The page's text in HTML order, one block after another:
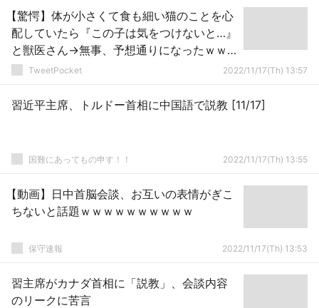
【驚愕】体が小さくて食も細い猫のことを心
配していたら『この子は気をつけないと…』
と獣医さん→無事、予想通りになったｗｗ
ｗ TweetPocket 2022/11/17(Th) 13:57
習近平主席、トルドー首相に中国語で説教 [11/17]
国難にあってもの申す！！ 2022/11/17(Th) 13:55
【動画】日中首脳会談、お互いの表情がぎこ
ちないと話題ｗｗｗｗｗｗｗｗｗｗ
保守速報 2022/11/17(Th) 13:53
習主席がカナダ首相に「説教」、会談内容
のリークに苦言